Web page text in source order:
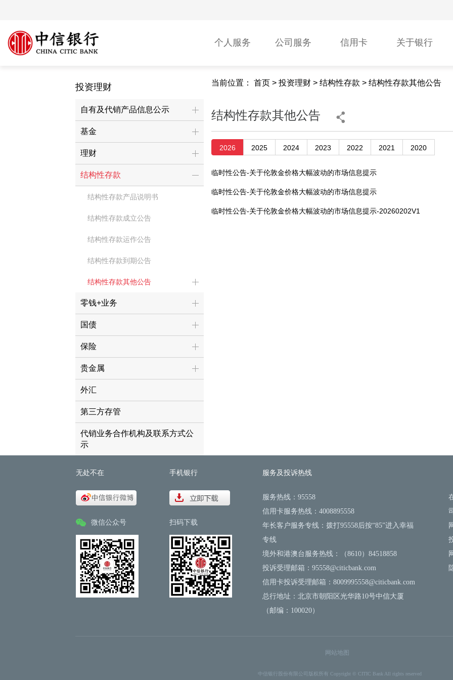
个人服务 公司服务 信用卡 关于银行
投资理财
自有及代销产品信息公示
基金
理财
结构性存款
结构性存款产品说明书
结构性存款成立公告
结构性存款运作公告
结构性存款到期公告
结构性存款其他公告
零钱+业务
国债
保险
贵金属
外汇
第三方存管
代销业务合作机构及联系方式公
示
当前位置：首页 >投资理财 >结构性存款 >结构性存款其他公告
结构性存款其他公告
2026 2025 2024 2023 2022 2021 2020
临时性公告-关于伦敦金价格大幅波动的市场信息提示
临时性公告-关于伦敦金价格大幅波动的市场信息提示
临时性公告-关于伦敦金价格大幅波动的市场信息提示-20260202V1
无处不在
微信公众号
手机银行
扫码下载
服务及投诉热线
服务热线：95558
信用卡服务热线：4008895558
年长客户服务专线：拨打95558后按“85”进入幸福
专线
境外和港澳台服务热线：（8610）84518858
投诉受理邮箱：95558@citicbank.com
信用卡投诉受理邮箱：8009995558@citicbank.com
总行地址：北京市朝阳区光华路10号中信大厦
（邮编：100020）
网站地图
中信银行股份有限公司版权所有 Copyright © CITIC Bank All rights reserved